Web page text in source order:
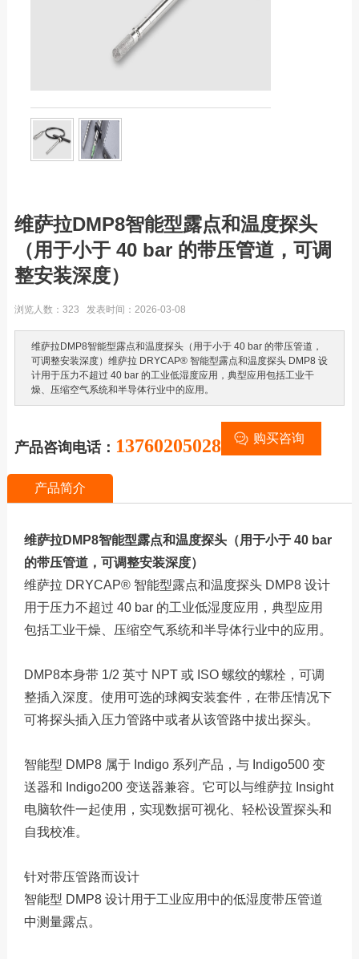
色差仪光泽仪
气体检测仪
维萨拉DMP8智能型露点和温度探头
（用于小于 40 bar 的带压管道，可调
整安装深度）
浏览人数：323 发表时间：2026-03-08
维萨拉DMP8智能型露点和温度探头（用于小于 40 bar 的带压管道，
可调整安装深度）维萨拉 DRYCAP® 智能型露点和温度探头 DMP8 设
计用于压力不超过 40 bar 的工业低湿度应用，典型应用包括工业干
燥、压缩空气系统和半导体行业中的应用。
产品咨询电话： 13760205028 购买咨询
产品简介
维萨拉DMP8智能型露点和温度探头（用于小于 40 bar
的带压管道，可调整安装深度）
维萨拉 DRYCAP® 智能型露点和温度探头 DMP8 设计
用于压力不超过 40 bar 的工业低湿度应用，典型应用
包括工业干燥、压缩空气系统和半导体行业中的应用。
DMP8本身带 1/2 英寸 NPT 或 ISO 螺纹的螺栓，可调
整插入深度。使用可选的球阀安装套件，在带压情况下
可将探头插入压力管路中或者从该管路中拔出探头。
智能型 DMP8 属于 Indigo 系列产品，与 Indigo500 变
送器和 Indigo200 变送器兼容。它可以与维萨拉 Insight
电脑软件一起使用，实现数据可视化、轻松设置探头和
自我校准。
针对带压管路而设计
智能型 DMP8 设计用于工业应用中的低湿度带压管道
中测量露点。